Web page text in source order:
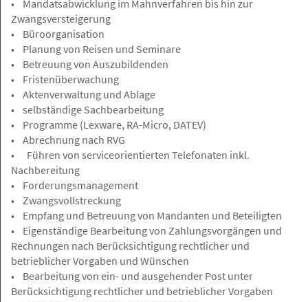
Ahrensburg Angebot
06.05.2026
Fachanwalt/Fachanwältin für
Steuerrecht für Gestaltungsberatung
gesucht
EVOTAX Hinrichs & Marek PartGmbB
Steuerberatungsgesellschaft
Hamburg Gesuch
06.05.2026
• Mandatsabwicklung im Mahnverfahren bis hin zur
Zwangsversteigerung
• Büroorganisation
• Planung von Reisen und Seminare
• Betreuung von Auszubildenden
• Fristenüberwachung
• Aktenverwaltung und Ablage
• selbständige Sachbearbeitung
• Programme (Lexware, RA-Micro, DATEV)
• Abrechnung nach RVG
• Führen von serviceorientierten Telefonaten inkl.
Nachbereitung
• Forderungsmanagement
• Zwangsvollstreckung
• Empfang und Betreuung von Mandanten und Beteiligten
• Eigenständige Bearbeitung von Zahlungsvorgängen und
Rechnungen nach Berücksichtigung rechtlicher und
betrieblicher Vorgaben und Wünschen
• Bearbeitung von ein- und ausgehender Post unter
Berücksichtigung rechtlicher und betrieblicher Vorgaben